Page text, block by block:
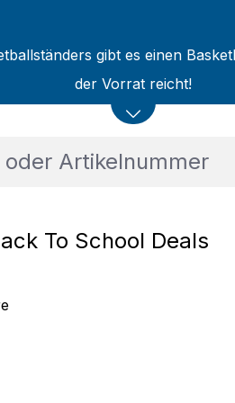
gibt es einen
der Vorrat reicht!
To School Deals